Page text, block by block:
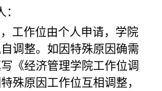
工作位由个人申请，学院
调整。如因特殊原因确需
《经济管理学院工作位调
殊原因工作位互相调整，